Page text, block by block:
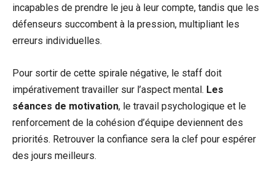
incapables de prendre le jeu à leur compte, tandis que les
défenseurs succombent à la pression, multipliant les
erreurs individuelles.
Pour sortir de cette spirale négative, le staff doit
impérativement travailler sur l’aspect mental. Les
séances de motivation, le travail psychologique et le
renforcement de la cohésion d’équipe deviennent des
priorités. Retrouver la confiance sera la clef pour espérer
des jours meilleurs.